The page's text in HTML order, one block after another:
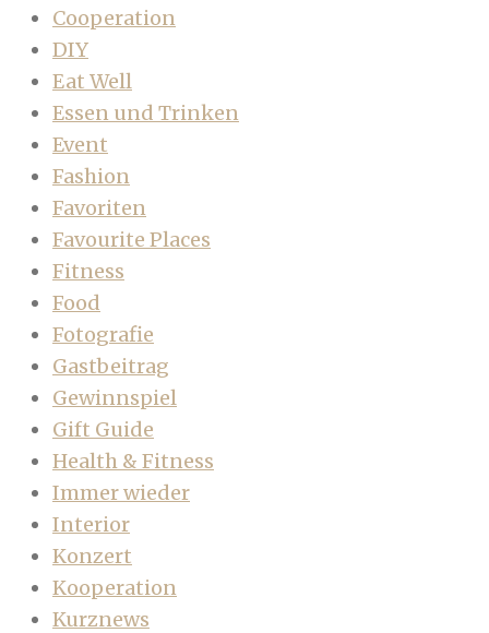
Cooperation
DIY
Eat Well
Essen und Trinken
Event
Fashion
Favoriten
Favourite Places
Fitness
Food
Fotografie
Gastbeitrag
Gewinnspiel
Gift Guide
Health & Fitness
Immer wieder
Interior
Konzert
Kooperation
Kurznews